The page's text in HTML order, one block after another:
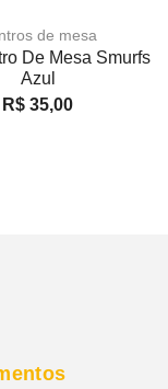
de mesa
De Mesa Smurfs
Azul
R$ 35,00